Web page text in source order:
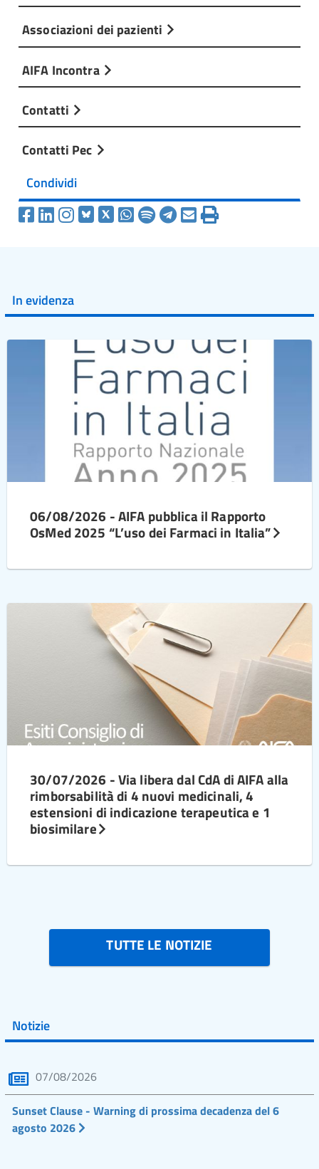
Associazioni dei pazienti
AIFA Incontra
Contatti
Contatti Pec
Condividi
In evidenza
06/08/2026 - AIFA pubblica il Rapporto
OsMed 2025 “L’uso dei Farmaci in Italia”
30/07/2026 - Via libera dal CdA di AIFA alla
rimborsabilità di 4 nuovi medicinali, 4
estensioni di indicazione terapeutica e 1
biosimilare
TUTTE LE NOTIZIE
Notizie
07/08/2026
Sunset Clause - Warning di prossima decadenza del 6
agosto 2026